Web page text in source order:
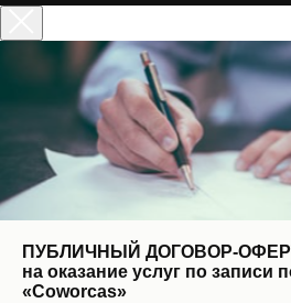
ПУБЛИЧНЫЙ ДОГОВОР-
на оказание услуг по записи
«Coworcas»